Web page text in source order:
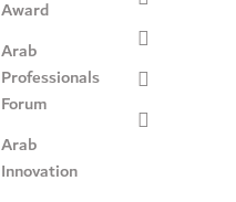
Award
Arab
Professionals
Forum
Arab
Innovation